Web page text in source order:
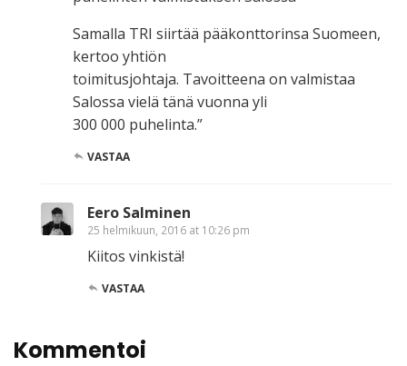
Samalla TRI siirtää pääkonttorinsa Suomeen,
kertoo yhtiön
toimitusjohtaja. Tavoitteena on valmistaa
Salossa vielä tänä vuonna yli
300 000 puhelinta.”
VASTAA
Eero Salminen
25 helmikuun, 2016 at 10:26 pm
Kiitos vinkistä!
VASTAA
Kommentoi